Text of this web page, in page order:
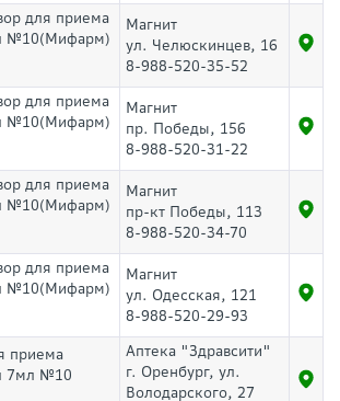
для приема
№10(Мифарм)
Магнит
ул. Челюскинцев, 16
8-988-520-35-52
для приема
№10(Мифарм)
Магнит
пр. Победы, 156
8-988-520-31-22
для приема
№10(Мифарм)
Магнит
пр-кт Победы, 113
8-988-520-34-70
для приема
№10(Мифарм)
Магнит
ул. Одесская, 121
8-988-520-29-93
приема
7мл №10
Аптека "Здравсити"
г. Оренбург, ул.
Володарского, 27